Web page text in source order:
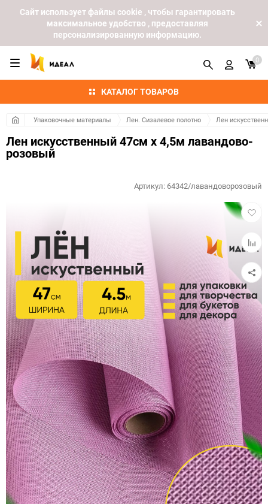
Cайт использует файлы cookie , чтобы гарантировать
максимальное удобство , предоставляя
персонализированную информацию.
КАТАЛОГ ТОВАРОВ
0
Упаковочные материалы Лен. Сизалевое полотно Лен
Лен искусственный 47см х 4,5м лавандово-
розовый
в
к
Артикул: 64342/лавандоворозовый